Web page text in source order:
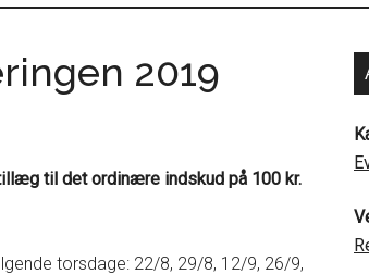
2019
til det ordinære indskud på 100 kr.
torsdage: 22/8, 29/8, 12/9, 26/9,